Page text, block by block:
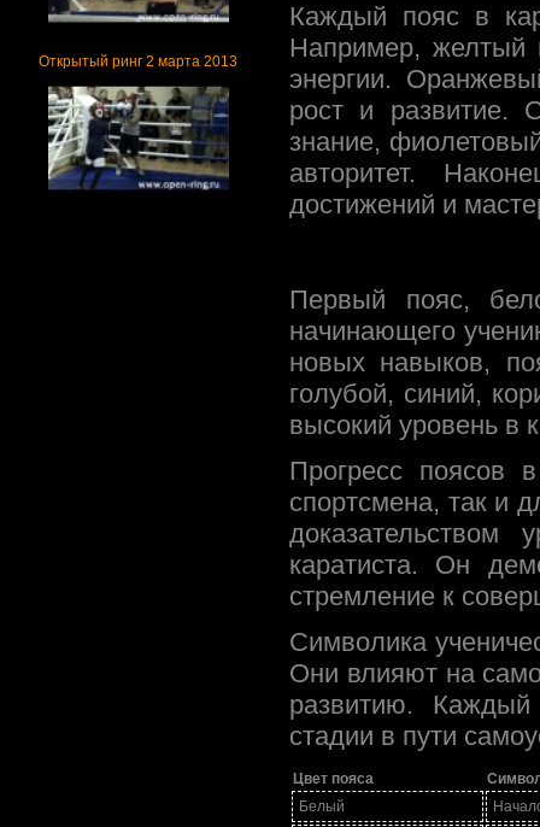
Открытый ринг 2 марта 2013
Каждый пояс в
Например, желтый
энергии.
рост и развитие.
знание,
авторитет.
достижений и
Первый пояс,
начинающего
новых навыков,
голубой, синий,
высокий уровень в
Прогресс поясов
спортсмена, так и
каратиста. Он
стремление к
Символика
Они влияют на
развитию.
стадии в пути
Цвет пояса
Белый